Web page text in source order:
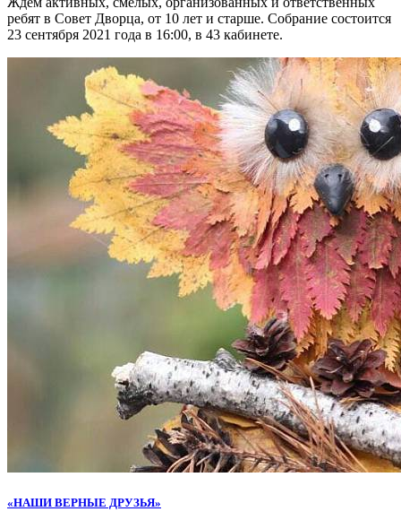
ребят в Совет Дворца, от 10 лет и старше. Собрание состоится
23 сентября 2021 года в 16:00, в 43 кабинете.
«НАШИ ВЕРНЫЕ ДРУЗЬЯ»